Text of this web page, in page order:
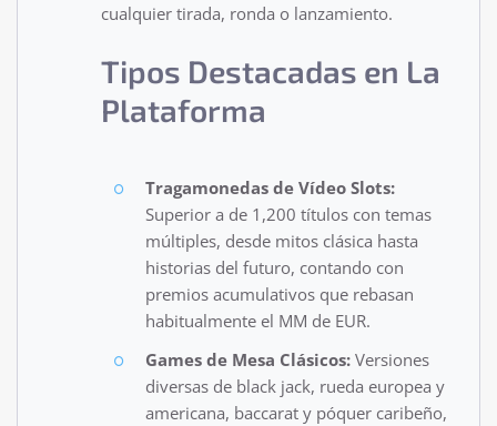
cualquier tirada, ronda o lanzamiento.
Tipos Destacadas en La
Plataforma
Tragamonedas de Vídeo Slots:
Superior a de 1,200 títulos con temas
múltiples, desde mitos clásica hasta
historias del futuro, contando con
premios acumulativos que rebasan
habitualmente el MM de EUR.
Games de Mesa Clásicos: Versiones
diversas de black jack, rueda europea y
americana, baccarat y póquer caribeño,